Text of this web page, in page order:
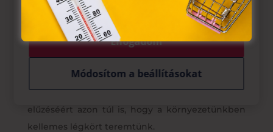
rendet, és tartsuk is meg. Közben fel is
dobhatjuk néhány őszi színnel a lakást, a friss
dekorációk is segíthetnek jobb kedvre
Sok mindent megtehetünk a negatív hangulat
elűzéséért azon túl is, hogy a környezetünkben
kellemes légkört teremtünk.
Elfogadom
Módosítom a beállításokat